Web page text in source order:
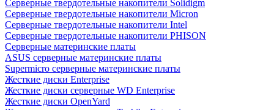
Cерверные твердотельные накопители Solidigm
Cерверные твердотельные накопители Micron
Cерверные твердотельные накопители Intel
Cерверные твердотельные накопители PHISON
Серверные материнские платы
ASUS серверные материнские платы
Supermicro серверные материнские платы
Жесткие диски Enterprise
Жесткие диски серверные WD Enterprise
Жесткие диски OpenYard